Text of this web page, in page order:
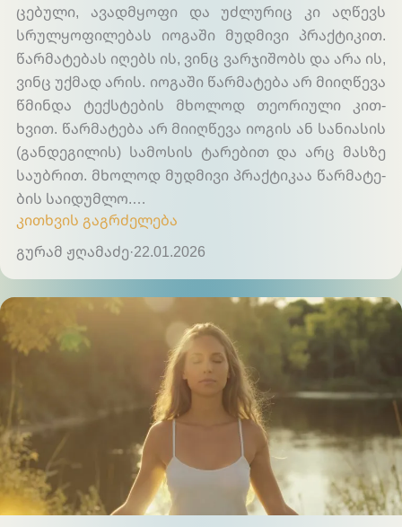
ცე­ბუ­ლი, ავად­მყო­ფი და უძ­ლუ­რიც კი აღ­წევს
სრულ­ყო­ფი­ლე­ბას იო­გა­ში მუდ­მი­ვი პრაქ­ტი­კით.
წარ­მა­ტე­ბას იღებს ის, ვინც ვარ­ჯი­შობს და არა ის,
ვინც უქ­მად არის. იო­გა­ში წარ­მა­ტე­ბა არ მი­იღ­წე­ვა
წმინ­და ტექ­სტე­ბის მხო­ლოდ თე­ო­რი­უ­ლი კით­
ხვით. წარ­მა­ტე­ბა არ მი­იღ­წე­ვა იო­გის ან სა­ნი­ა­სის
(გან­დე­გი­ლის) სა­მო­სის ტა­რე­ბით და არც მას­ზე
სა­უბ­რით. მხო­ლოდ მუდ­მი­ვი პრაქ­ტი­კაა წარ­მა­ტე­
ბის სა­ი­დუმ­ლო.…
კითხვის გაგრძელება
გურამ ჟღამაძე·22.01.2026